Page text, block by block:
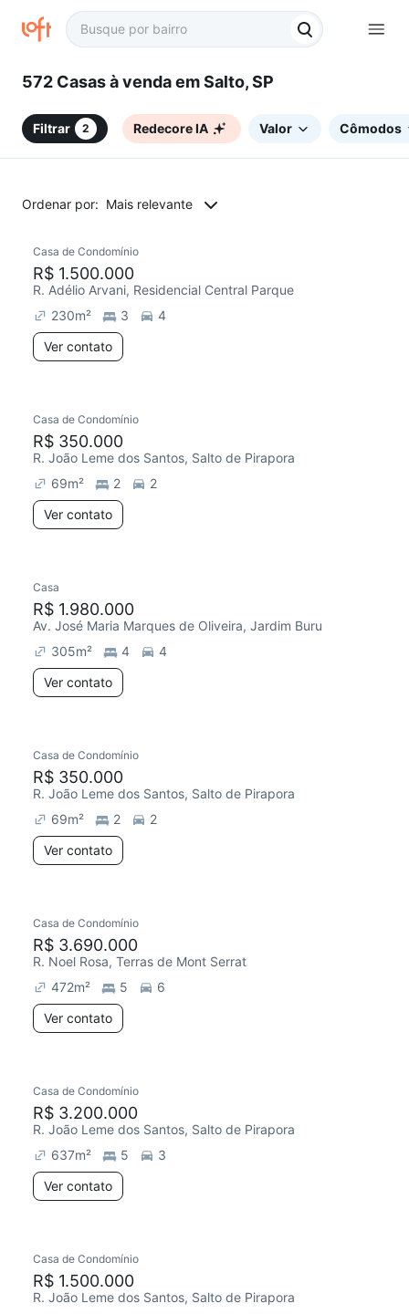
572 Casas à venda em Salto, SP
Filtrar 2 Redecore IA Valor Cômodos
Ordenar por: Mais relevante
Casa de Condomínio
R$ 1.500.000
R. Adélio Arvani, Residencial Central Parque
230m² 3
4
Ver contato
Casa de Condomínio
R$ 350.000
R. João Leme dos Santos, Salto de Pirapora
69m² 2
2
Ver contato
Casa
R$ 1.980.000
Av. José Maria Marques de Oliveira, Jardim Buru
305m² 4
4
Ver contato
Casa de Condomínio
R$ 350.000
R. João Leme dos Santos, Salto de Pirapora
69m² 2
2
Ver contato
Casa de Condomínio
R$ 3.690.000
R. Noel Rosa, Terras de Mont Serrat
472m² 5
6
Ver contato
Casa de Condomínio
R$ 3.200.000
R. João Leme dos Santos, Salto de Pirapora
637m² 5
3
Ver contato
Redecorar
Casa de Condomínio
R$ 1.500.000
R. João Leme dos Santos, Salto de Pirapora